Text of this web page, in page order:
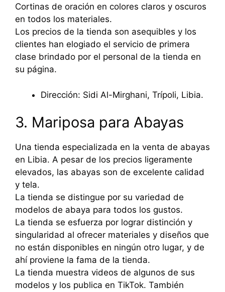
Cortinas de oración en colores claros y oscuros
en todos los materiales.
Los precios de la tienda son asequibles y los
clientes han elogiado el servicio de primera
clase brindado por el personal de la tienda en
su página.
Dirección: Sidi Al-Mirghani, Trípoli, Libia.
3. Mariposa para Abayas
Una tienda especializada en la venta de abayas
en Libia. A pesar de los precios ligeramente
elevados, las abayas son de excelente calidad
y tela.
La tienda se distingue por su variedad de
modelos de abaya para todos los gustos.
La tienda se esfuerza por lograr distinción y
singularidad al ofrecer materiales y diseños que
no están disponibles en ningún otro lugar, y de
ahí proviene la fama de la tienda.
La tienda muestra videos de algunos de sus
modelos y los publica en TikTok. También